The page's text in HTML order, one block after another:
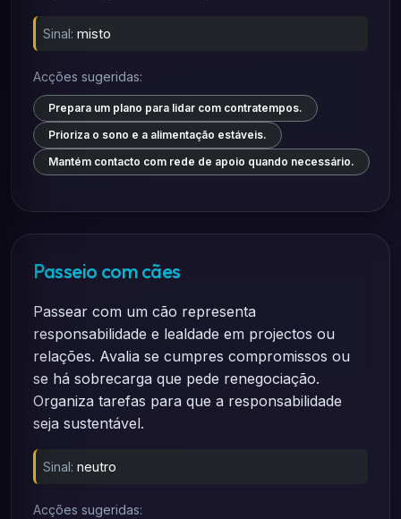
Sinal: misto
Acções sugeridas:
Prepara um plano para lidar com contratempos.
Prioriza o sono e a alimentação estáveis.
Mantém contacto com rede de apoio quando necessário.
Passeio com cães
Passear com um cão representa
responsabilidade e lealdade em projectos ou
relações. Avalia se cumpres compromissos ou
se há sobrecarga que pede renegociação.
Organiza tarefas para que a responsabilidade
seja sustentável.
Sinal: neutro
Acções sugeridas: